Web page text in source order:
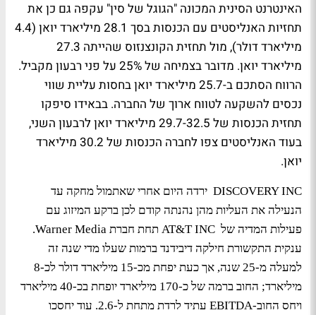
האינטרנט הסינית המכונה "הגוגל של סין" עקפה גם כן את
תחזיות האנליסטים עם הכנסות בסך 28.1 מיליארד יואן (4.4
מיליארד דולר), מול תחזית הקונצנזוס שהייתה 27.3
מיליארד יואן. מדובר בצמיחה של 25% על פני רבעון מקביל.
הרווח הסתכם ב-25.7 מיליארד יואן בחסות עליית שווי
נכסים להשקעה לטווח ארוך של החברה. בבאידו סיפקו
תחזית הכנסות של 29.7-32.5 מיליארד יואן לרבעון השני,
בעוד האנליסטים צפו לחברה הכנסות של 30.2 מיליארד
יואן.
DISCOVERY INC ירדה היום אחרי שאתמול מחקה עד
הנעילה את העליות מהן נהנתה קודם לכן ברקע המיזוג עם
פעילות המדיה של AT&T INC תחת חברת Warner Media.
ענקית התקשורת חילקה דיבידנד ברמות שעלו מדי שנה זה
למעלה מ-25 שנה, אך כעת יפחת מכ-15 מיליארד דולר לכ-8
מיליארד; החוב ברמה של כ-170 מיליארד יופחת בכ-40 מיליארד
ויחס החוב-EBITDA עתיד לרדת מתחת ל-2.6. עוד יחסכו